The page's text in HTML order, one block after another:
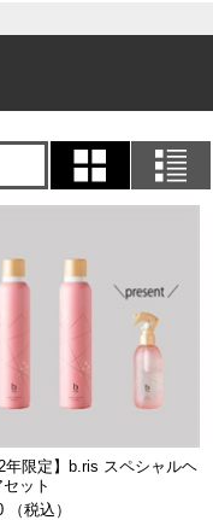
年限定】b.ris スペシャルヘ
ット
（税込）